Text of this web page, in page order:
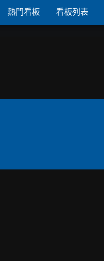
熱門看板 看板列表